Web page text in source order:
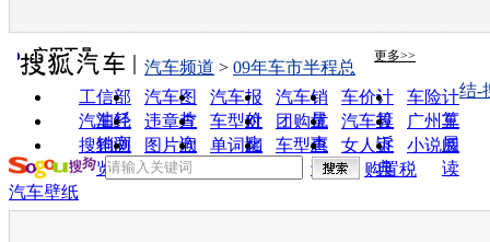
实用工具 更多>>
工信部
油耗
汽车图
片
汽车报
价
汽车销
量
车价计
算
车险计
算
汽车经
销商
违章查
询
车型对
比
团购优
惠
汽车投
诉
广州车
展
搜狗浏
览器
图片欣
赏
单词翻
车型查
询
女人宝
典
小说阅
读
汽车频道 > 09年车市半程总
结-
购置税
汽车壁纸